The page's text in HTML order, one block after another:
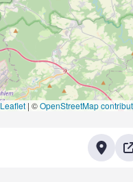
Leaflet | ©OpenStreetMap